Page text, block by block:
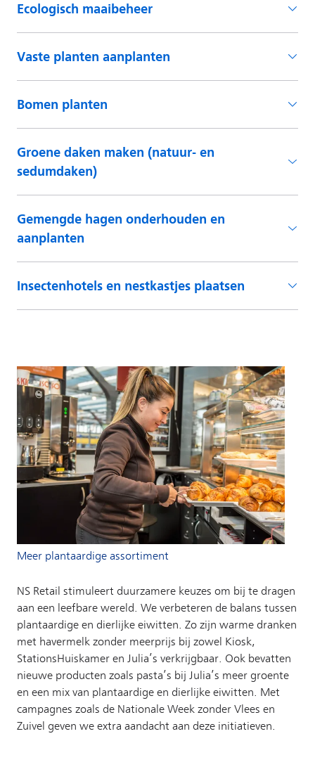
Ecologisch maaibeheer
Vaste planten aanplanten
Bomen planten
Groene daken maken (natuur- en
sedumdaken)
Gemengde hagen onderhouden en
aanplanten
Insectenhotels en nestkastjes plaatsen
Meer plantaardige assortiment